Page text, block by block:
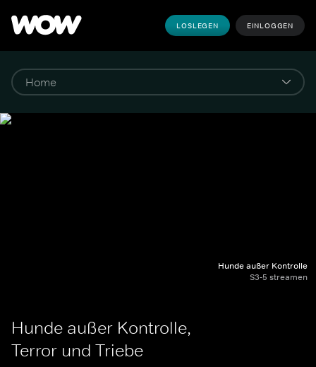
LOSLEGEN EINLOGGEN
Hunde außer Kontrolle
S3-5 streamen
Hunde außer Kontrolle,
Terror und Triebe